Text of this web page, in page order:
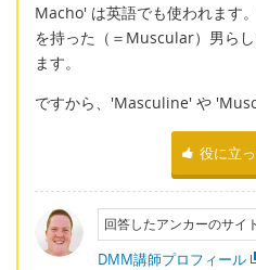
Macho' は英語でも使われます
を持った（＝Muscular）男ら
ます。
ですから、'Masculine' や
役に立
回答したアンカーのサイト
DMM講師プロフィール